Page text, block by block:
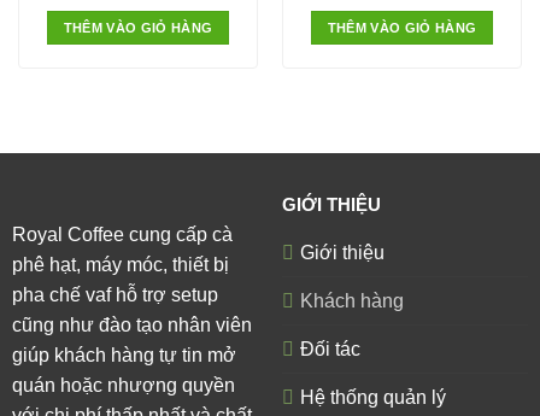
THÊM VÀO GIỎ HÀNG THÊM VÀO GIỎ HÀNG
Royal Coffee cung cấp cà
phê hạt, máy móc, thiết bị
pha chế vaf hỗ trợ setup
cũng như đào tạo nhân viên
giúp khách hàng tự tin mở
quán hoặc nhượng quyền
GIỚI THIỆU
Giới thiệu
Khách hàng
Đối tác
Hệ thống quản lý